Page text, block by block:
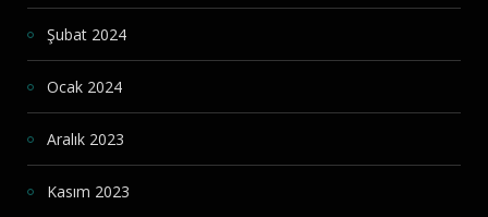
Şubat 2024
Ocak 2024
Aralık 2023
Kasım 2023